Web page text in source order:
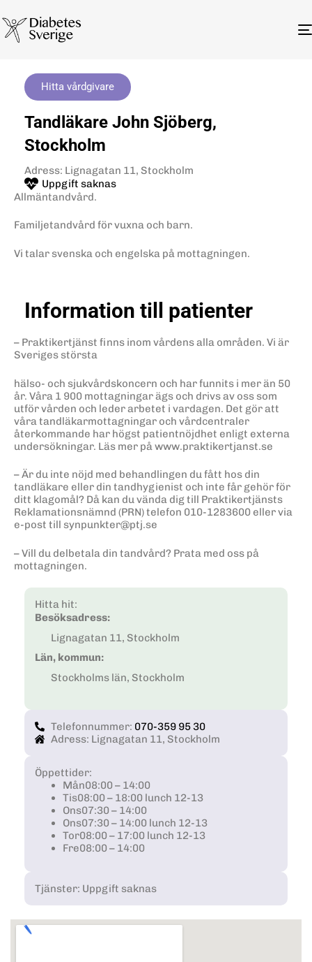
Hitta vårdgivare
Tandläkare John Sjöberg,
Stockholm
Adress: Lignagatan 11, Stockholm
Uppgift saknas
Allmäntandvård.
Familjetandvård för vuxna och barn.
Vi talar svenska och engelska på mottagningen.
Information till patienter
– Praktikertjänst finns inom vårdens alla områden. Vi är
Sveriges största
hälso- och sjukvårdskoncern och har funnits i mer än 50
år. Våra 1 900 mottagningar ägs och drivs av oss som
utför vården och leder arbetet i vardagen. Det gör att
våra tandläkarmottagningar och vårdcentraler
återkommande har högst patientnöjdhet enligt externa
undersökningar. Läs mer på www.praktikertjanst.se
– Är du inte nöjd med behandlingen du fått hos din
tandläkare eller din tandhygienist och inte får gehör för
ditt klagomål? Då kan du vända dig till Praktikertjänsts
Reklamationsnämnd (PRN) telefon 010-1283600 eller via
e-post till synpunkter@ptj.se
– Vill du delbetala din tandvård? Prata med oss på
mottagningen.
Hitta hit:
Besöksadress:
Lignagatan 11, Stockholm
Län, kommun:
Stockholms län, Stockholm
Telefonnummer: 070-359 95 30
Adress: Lignagatan 11, Stockholm
Öppettider:
Mån08:00 – 14:00
Tis08:00 – 18:00 lunch 12-13
Ons07:30 – 14:00
Ons07:30 – 14:00 lunch 12-13
Tor08:00 – 17:00 lunch 12-13
Fre08:00 – 14:00
Tjänster: Uppgift saknas